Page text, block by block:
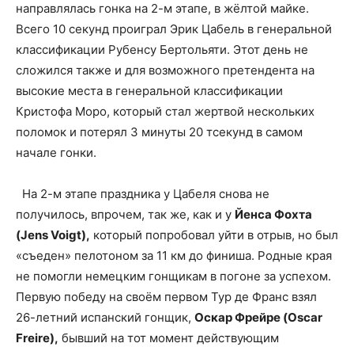
направлялась гонка на 2-м этапе, в жёлтой майке.
Всего 10 секунд проиграл Эрик Цабель в генеральной
классификации Рубенсу Бертольяти. Этот день не
сложился также и для возможного претендента на
высокие места в генеральной классификации
Кристофа Моро, который стал жертвой нескольких
поломок и потерял 3 минуты 20 тсекунд в самом
начале гонки.
На 2-м этапе праздника у Цабеля снова не
получилось, впрочем, так же, как и у Йенса Фохта
(Jens Voigt), который попробовал уйти в отрыв, но был
«съеден» пелотоном за 11 км до финиша. Родные края
не помогли немецким гонщикам в погоне за успехом.
Первую победу на своём первом Тур де Франс взял
26-летний испанский гонщик, Оскар Фрейре (Oscar
Freire), бывший на тот момент действующим